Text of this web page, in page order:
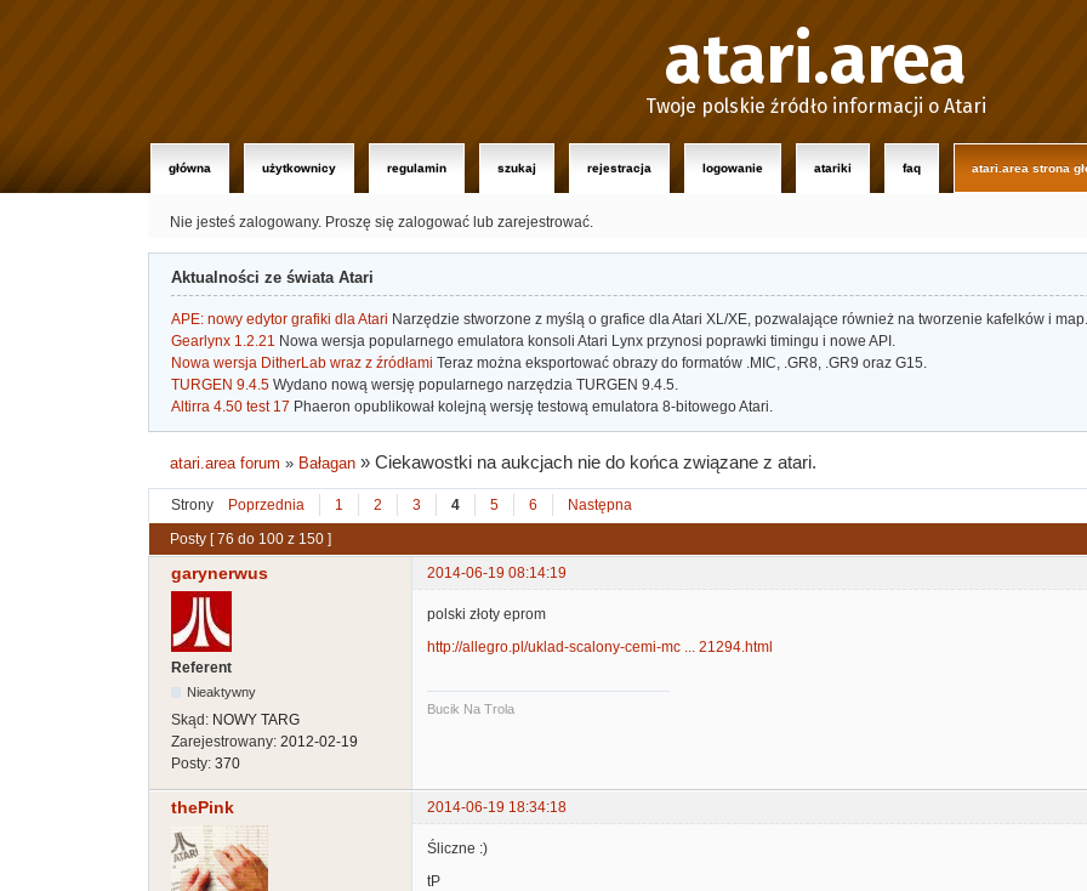
atari.area
Twoje polskie źródło informacji o Atari
główna użytkownicy regulamin szukaj rejestracja logowanie atariki faq atari.area strona
Nie jesteś zalogowany. Proszę się zalogować lub zarejestrować.
Aktualności ze świata Atari
APE: nowy edytor grafiki dla Atari Narzędzie stworzone z myślą o grafice dla Atari XL/XE, pozwalające również na tworzenie kafelków i map.
Gearlynx 1.2.21 Nowa wersja popularnego emulatora konsoli Atari Lynx przynosi poprawki timingu i nowe API.
Nowa wersja DitherLab wraz z źródłami Teraz można eksportować obrazy do formatów .MIC, .GR8, .GR9 oraz G15.
TURGEN 9.4.5 Wydano nową wersję popularnego narzędzia TURGEN 9.4.5.
Altirra 4.50 test 17 Phaeron opublikował kolejną wersję testową emulatora 8-bitowego Atari.
atari.area forum » Bałagan »Ciekawostki na aukcjach nie do końca związane z atari.
Strony Poprzednia 1 2 3 4 5 6
Następna
Posty [ 76 do 100 z 150 ]
garynerwus 2014-06-19 08:14:19
Referent
Nieaktywny
Skąd: NOWY TARG
Zarejestrowany: 2012-02-19
Posty: 370
polski złoty eprom
http://allegro.pl/uklad-scalony-cemi-mc ... 21294.html
Bucik Na Trola
thePink 2014-06-19 18:34:18
Śliczne :)
tP